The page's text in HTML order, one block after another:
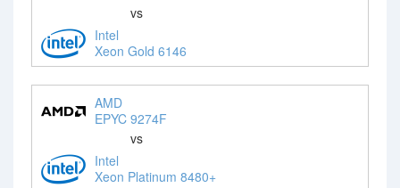
vs
Intel
Xeon Gold 6146
AMD
EPYC 9274F
vs
Intel
Xeon Platinum 8480+